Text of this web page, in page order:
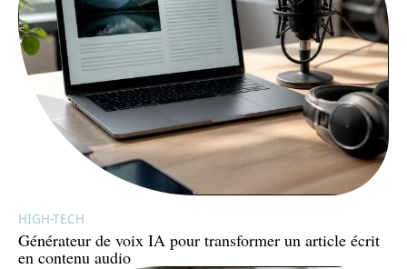
HIGH-TECH
Générateur de voix IA pour transformer un article écrit
en contenu audio